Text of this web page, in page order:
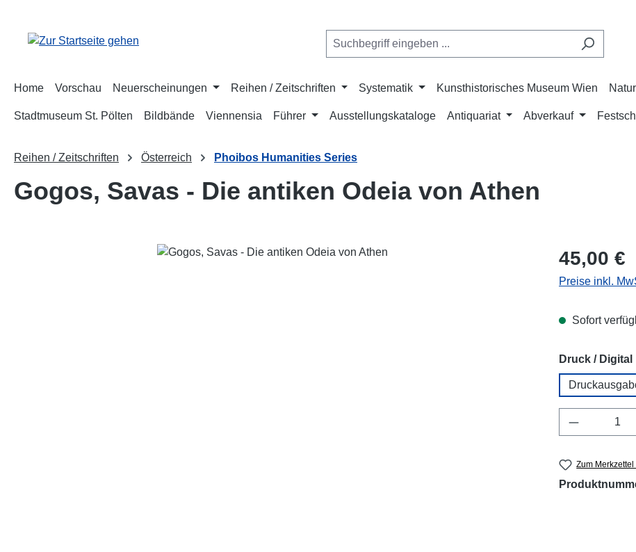
Home Vorschau Neuerscheinungen Reihen / Zeitschriften Systematik Kunsthistorisches Museum Wien
Stadtmuseum St. Pölten Bildbände Viennensia Führer Ausstellungskataloge Antiquariat Abverkauf
Reihen / Zeitschriften Österreich Phoibos Humanities Series
Gogos, Savas - Die antiken Odeia von Athen
Regulärer Preis:
45,00 €
Preise inkl.
Sofort
Druck / Digital
Produkt
Zum